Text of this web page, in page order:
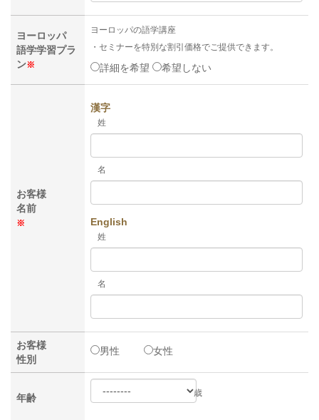
ヨーロッパ
語学学習プラ
ン※
ヨーロッパの語学講座
・セミナーを特別な割引価格でご提供できます。
詳細を希望 希望しない
お客様
名前
※
漢字
姓
名
English
姓
名
お客様
性別
男性 女性
年齢 歳